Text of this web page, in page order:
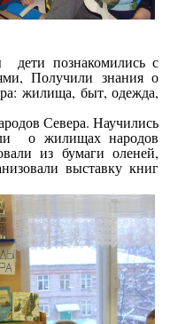
познакомились с
Получили знания о
жилища, быт, одежда,
Севера. Научились
о жилищах народов
из бумаги оленей,
выставку книг